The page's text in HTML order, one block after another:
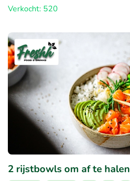
Verkocht: 520
2 rijstbowls om af te halen